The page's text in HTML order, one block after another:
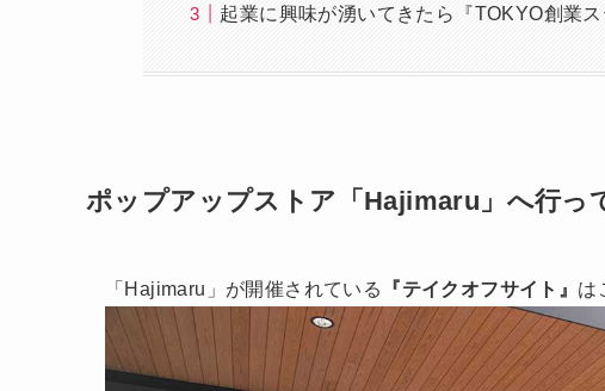
起業に興味が湧いてきたら『TOKYO創業
ポップアップストア「Hajimaru」へ行っ
「Hajimaru」が開催されている 『テイクオフサイト』 は